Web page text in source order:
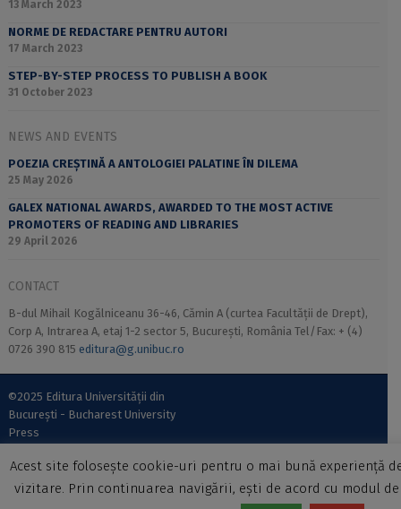
13 March 2023
NORME DE REDACTARE PENTRU AUTORI
17 March 2023
STEP-BY-STEP PROCESS TO PUBLISH A BOOK
31 October 2023
NEWS AND EVENTS
POEZIA CREȘTINĂ A ANTOLOGIEI PALATINE ÎN DILEMA
25 May 2026
GALEX NATIONAL AWARDS, AWARDED TO THE MOST ACTIVE
PROMOTERS OF READING AND LIBRARIES
29 April 2026
CONTACT
B-dul Mihail Kogălniceanu 36-46, Cămin A (curtea Facultății de Drept),
Corp A, Intrarea A, etaj 1-2 sector 5, București, România Tel/Fax: + (4)
0726 390 815 editura@g.unibuc.ro
©2025 Editura Universității din
București - Bucharest University
Press
Acest site folosește cookie-uri pentru o mai bună experiență
vizitare. Prin continuarea navigării, ești de acord cu modul de